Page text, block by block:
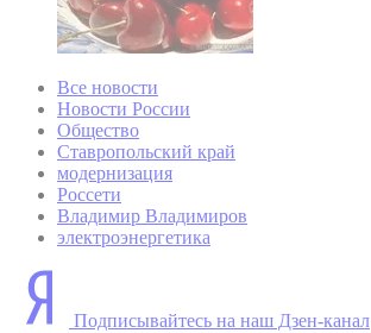
Все новости
Новости России
Общество
Ставропольский край
модернизация
Россети
Владимир Владимиров
электроэнергетика
Подписывайтесь на наш Дзен-канал